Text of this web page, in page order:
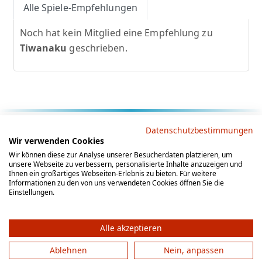
Alle Spiele-Empfehlungen
Noch hat kein Mitglied eine Empfehlung zu
Tiwanaku geschrieben.
AGB Datenschutz
Impressum
Social Media
© 2012 - 2026 by gesellschaftsspieler-gesucht.de
Datenschutzbestimmungen
Wir verwenden Cookies
Wir können diese zur Analyse unserer Besucherdaten platzieren, um
unsere Webseite zu verbessern, personalisierte Inhalte anzuzeigen und
Ihnen ein großartiges Webseiten-Erlebnis zu bieten. Für weitere
Informationen zu den von uns verwendeten Cookies öffnen Sie die
Einstellungen.
Alle akzeptieren
Ablehnen
Nein, anpassen